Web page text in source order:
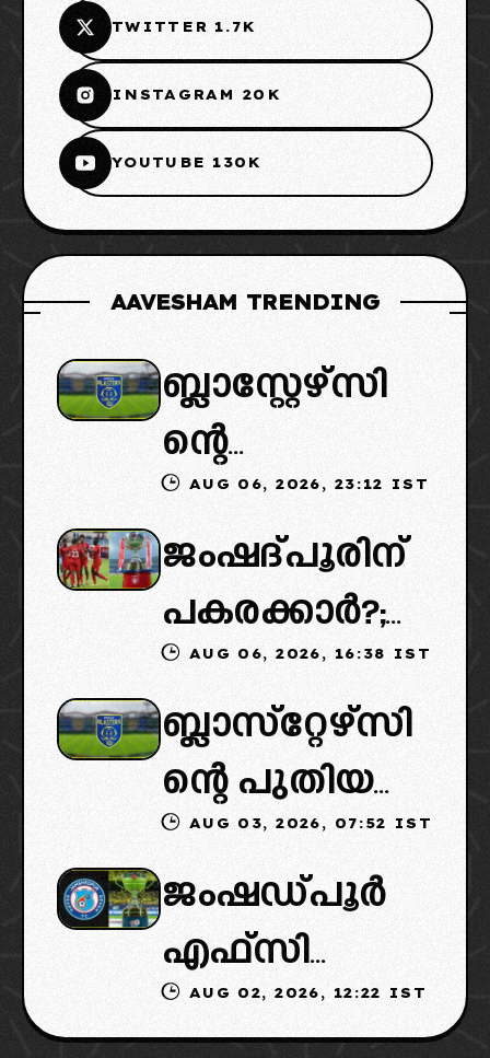
TWITTER 1.7K
INSTAGRAM 20K
YOUTUBE 130K
AAVESHAM TRENDING
ബ്ലാസ്റ്റേഴ്സി
ന്റെ
കൈമാറ്റത്തി
ൽ ട്വിസ്റ്റ്:
പുതിയ
ഉടമകളെത്താ
ൻ വൈകും,
കോടതിയുടെ
നീക്കവും
നിർണായകം
AUG 06, 2026, 23:12 IST
ജംഷദ്പൂരിന്
പകരക്കാർ?;
ഐഎസ്എല്ലി
ൽ പുതിയ
ടീമിനെ
ഉൾപ്പെടുത്താ
ൻ
എഐഎഫ്എ
ഫ്: വരുന്നത്
AUG 06, 2026, 16:38 IST
ബ്ലാസ്‌റ്റേഴ്‌സി
ന്റെ പുതിയ
ഉടമകളിൽ
മലബാറിൽ
നിന്നുള്ള
ബിസിനസ്
AUG 03, 2026, 07:52 IST
ജംഷഡ്പൂർ
എഫ്സി
മടങ്ങിവരും!:
AUG 02, 2026, 12:22 IST